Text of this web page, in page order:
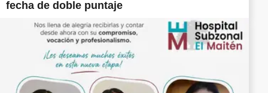
fecha de doble puntaje